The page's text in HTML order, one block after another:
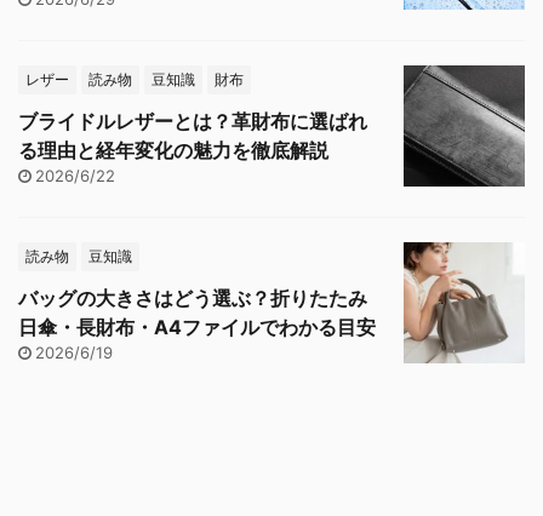
レザー 読み物 豆知識 財布
ブライドルレザーとは？革財布に選ばれ
る理由と経年変化の魅力を徹底解説
2026/6/22
読み物 豆知識
バッグの大きさはどう選ぶ？折りたたみ
日傘・長財布・A4ファイルでわかる目安
2026/6/19